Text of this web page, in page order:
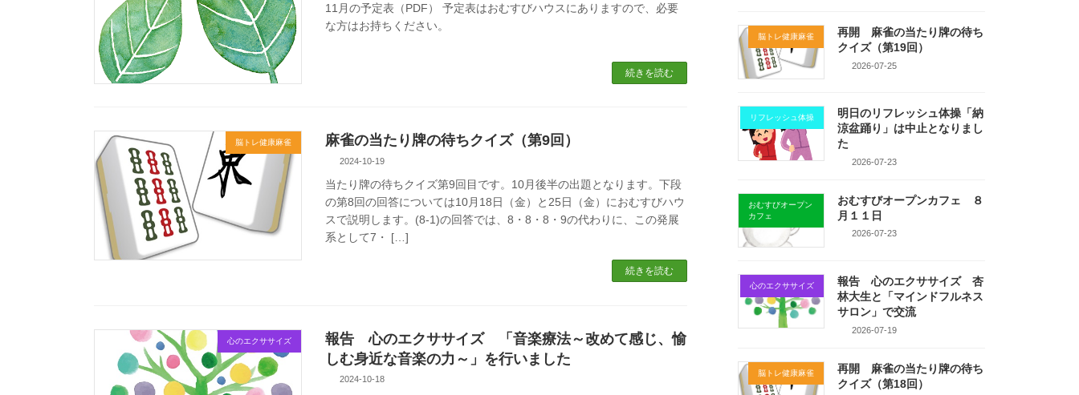
11月の予定表（PDF） 予定表はおむすびハウスにありますので、必要
な方はお持ちください。
続きを読む
脳トレ健康麻雀 麻雀の当たり牌の待ちクイズ（第9回）
2024-10-19
当たり牌の待ちクイズ第9回目です。10月後半の出題となります。下段
の第8回の回答については10月18日（金）と25日（金）におむすびハウ
スで説明します。(8-1)の回答では、8・8・8・9の代わりに、この発展
系として7・ […]
続きを読む
心のエクササイズ
報告 心のエクササイズ 「音楽療法～改めて感じ、愉
しむ身近な音楽の力～」を行いました
2024-10-18
脳トレ健康麻雀
再開 麻雀の当たり牌の待ち
クイズ（第19回）
2026-07-25
リフレッシュ体操
明日のリフレッシュ体操「納
涼盆踊り」は中止となりまし
た
2026-07-23
おむすびオープン
カフェ
おむすびオープンカフェ ８
月１１日
2026-07-23
心のエクササイズ
報告 心のエクササイズ 杏
林大生と「マインドフルネス
サロン」で交流
2026-07-19
脳トレ健康麻雀
再開 麻雀の当たり牌の待ち
クイズ（第18回）